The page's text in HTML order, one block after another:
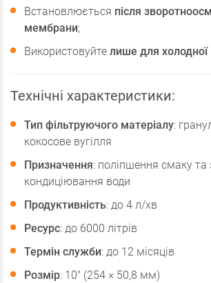
Встановлюється після
мембрани;
Використовуйте лише для холодної
Технічні характеристики:
Тип фільтруючого матеріалу:
кокосове вугілля
Призначення: поліпшення смаку та
кондиціювання води
Продуктивність: до 4 л/хв
Ресурс: до 6000 літрів
Термін служби: до 12 місяців
Розмір: 10" (254 × 50,8 мм)